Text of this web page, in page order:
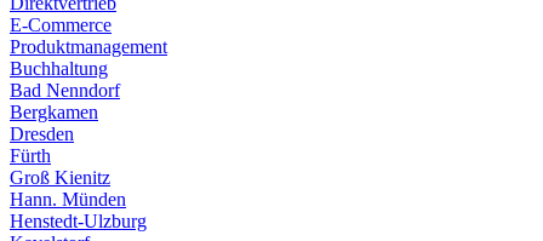
E-Commerce
Produktmanagement
Buchhaltung
Bad Nenndorf
Bergkamen
Dresden
Fürth
Groß Kienitz
Hann. Münden
Henstedt-Ulzburg